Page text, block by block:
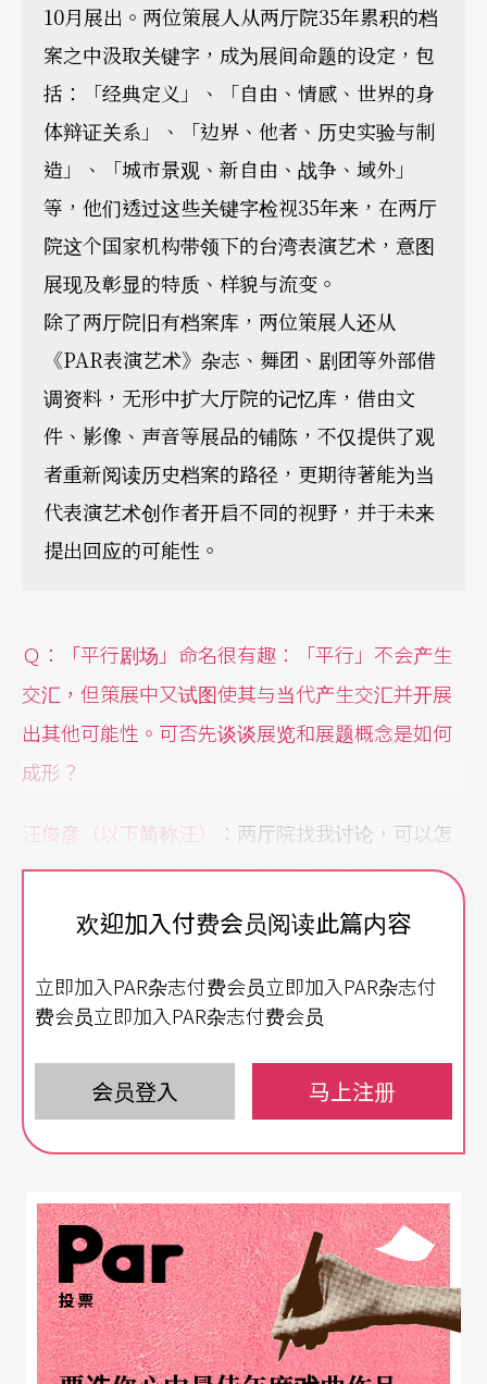
10月展出。两位策展人从两厅院35年累积的档
案之中汲取关键字，成为展间命题的设定，包
括：「经典定义」、「自由、情感、世界的身
体辩证关系」、「边界、他者、历史实验与制
造」、「城市景观、新自由、战争、域外」
等，他们透过这些关键字检视35年来，在两厅
院这个国家机构带领下的台湾表演艺术，意图
展现及彰显的特质、样貌与流变。
除了两厅院旧有档案库，两位策展人还从
《PAR表演艺术》杂志、舞团、剧团等外部借
调资料，无形中扩大厅院的记忆库，借由文
件、影像、声音等展品的铺陈，不仅提供了观
者重新阅读历史档案的路径，更期待著能为当
代表演艺术创作者开启不同的视野，并于未来
提出回应的可能性。
Ｑ：「平行剧场」命名很有趣：「平行」不会产生
交汇，但策展中又试图使其与当代产生交汇并开展
出其他可能性。可否先谈谈展览和展题概念是如何
成形？
汪俊彦（以下简称汪）
：两厅院找我讨论，可以怎
么重新阅读历史。过往，我们熟悉的历史是线性阅
读，但如果把一个节点拉出来，作为历史的对话
出「35是节点」的概念，不是数字累积成的「3
5」。伶芝长期对历史、档案有很细致的关注，也跟
两厅院一直有合作关系，特别是跟图书馆，于是，
我想若能一起搭配，那就太好了。我们此前就有很
多对话的机会，那个频率让我们从合作之初就建立
虽然数学世界里的「平行」不会交汇，我们却想让
平行之间保有共感的存在；「重影」指的是每一次
的回访，透过不同的方法让它们产生连结，历史就
会有多层的状态浮现。历史是提供我们想像未来最
欢迎加入付费会员阅读此篇内容
立即加入PAR杂志付费会员立即加入PAR杂志付
费会员立即加入PAR杂志付费会员
会员登入 马上注册
投票